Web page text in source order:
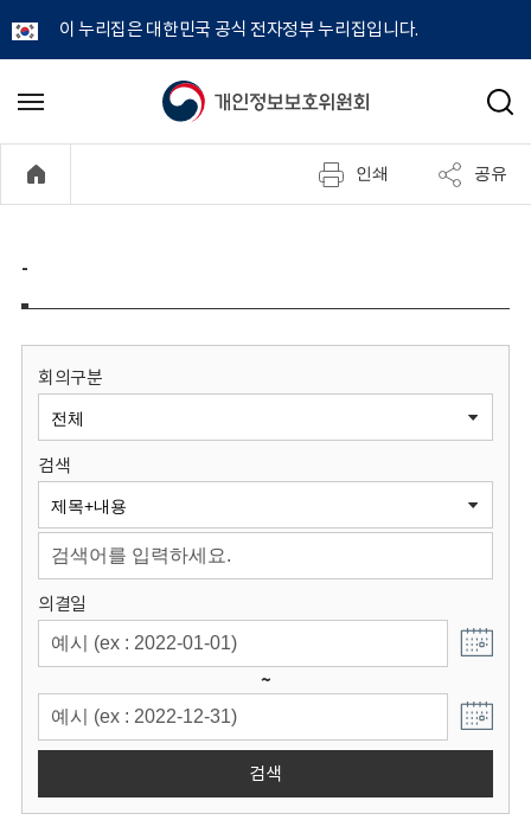
이 누리집은 대한민국 공식 전자정부 누리집입니다.
개
정
보
원
회
메
기
검
인쇄 공유
-
회의구분
검색
의결일
~
검색